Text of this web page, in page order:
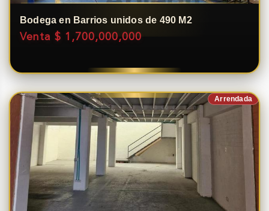
Bodega en Barrios unidos de 490 M2
Venta $ 1,700,000,000
Arrendada